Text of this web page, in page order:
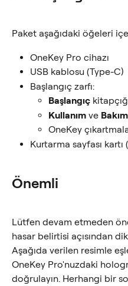
Paket aşağıdaki öğeleri
OneKey Pro cihazı
USB kablosu (Type-C)
Başlangıç zarfı:
Başlangıç
Kullanım ve Bakım
OneKey
Kurtarma sayfası
Önemli
Lütfen devam etmeden
hasar belirtisi açısından
Aşağıda verilen resimle
OneKey Pro'nuzdaki
doğrulayın. Herhangi bir